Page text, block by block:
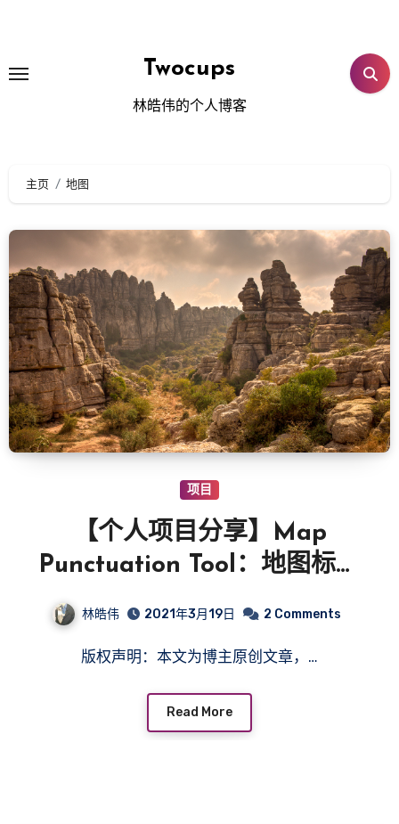
内
Twocups
林皓伟的个人博客
主页 地图
项目
【个人项目分享】Map
Punctuation Tool：地图标点
林皓伟 2021年3月19日 2 Comments
版权声明：本文为博主原创文章，…
Read More